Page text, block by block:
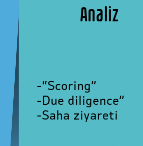
Analiz
-“Scoring”
-Due diligence”
-Saha ziyareti